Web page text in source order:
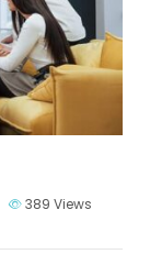
389 Views